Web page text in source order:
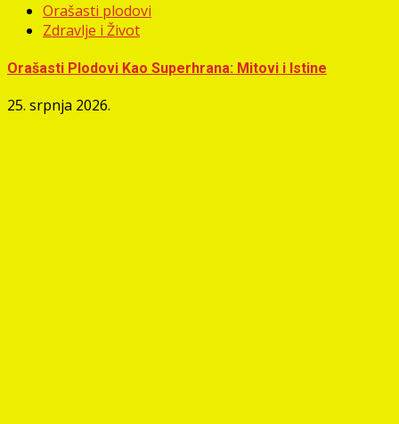
Orašasti plodovi
Zdravlje i Život
Orašasti Plodovi Kao Superhrana: Mitovi i Istine
25. srpnja 2026.